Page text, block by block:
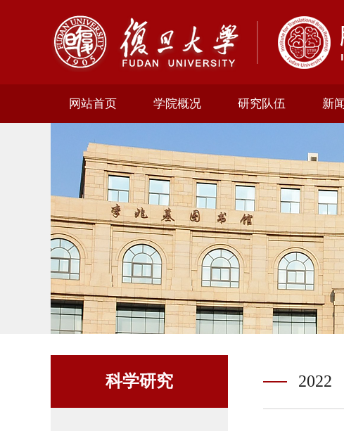
网站首页 学院概况 研究队伍 新
科学研究 2022